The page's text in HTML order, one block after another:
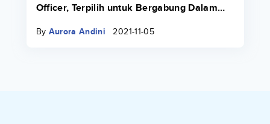
Officer, Terpilih untuk Bergabung Dalam
By Aurora Andini 2021-11-05